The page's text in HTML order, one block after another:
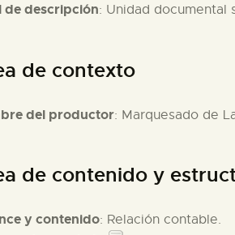
de descripción: Unidad documental
de contexto
del productor: Marquesado de
de contenido y
y contenido: Relación contable.